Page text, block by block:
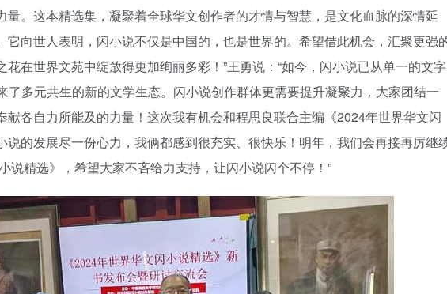
量。这本精选集，凝聚着全球华文创作者的才情与智慧，是文化血脉的深情延
它向世人表明，闪小说不仅是中国的，也是世界的。希望借此机会，汇聚更强
在世界文苑中绽放得更加绚丽多彩！”王勇说：“如今，闪小说已从单一的文字
了多元共生的新的文学生态。闪小说创作群体更需要提升凝聚力，大家团结一
献各自力所能及的力量！这次我有机会和程思良联合主编《2024年世界华文闪
说的发展尽一份心力，我俩都感到很充实、很快乐！明年，我们会再接再厉继
说精选》，希望大家不吝给力支持，让闪小说闪个不停！”